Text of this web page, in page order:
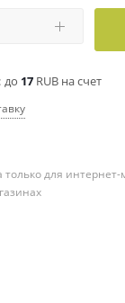
до 17RUB на счет
для